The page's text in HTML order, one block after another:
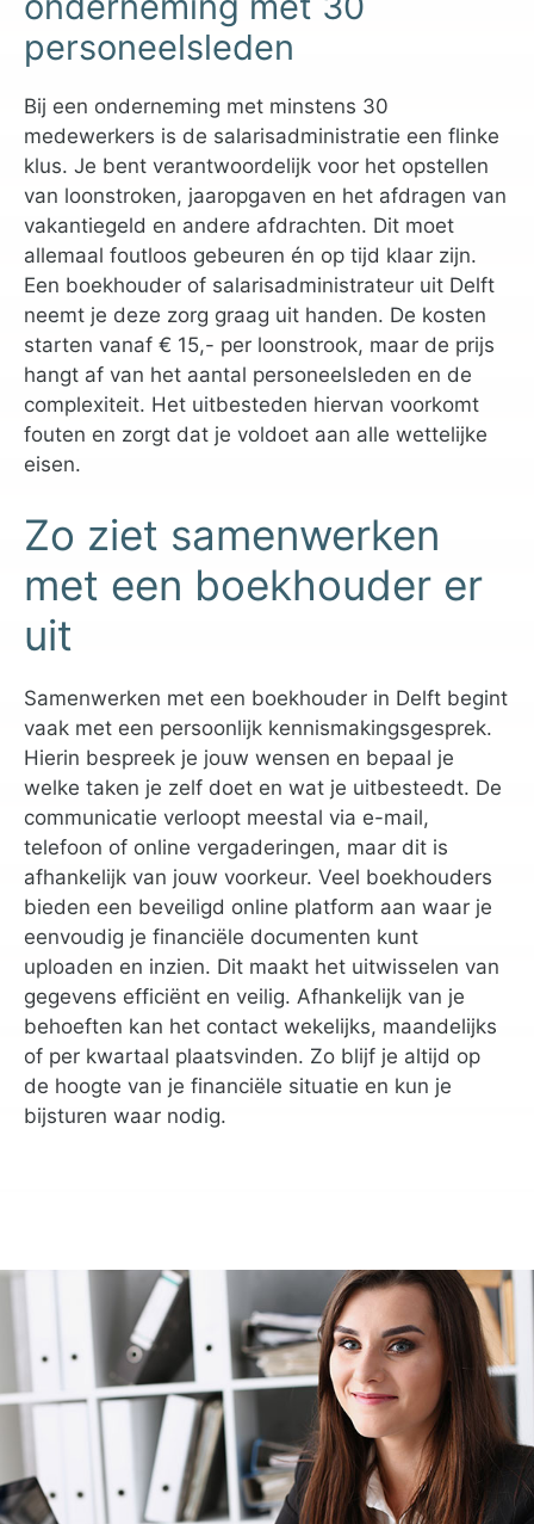
personeelsleden
Bij een onderneming met minstens 30
medewerkers is de salarisadministratie een flinke
klus. Je bent verantwoordelijk voor het opstellen
van loonstroken, jaaropgaven en het afdragen van
vakantiegeld en andere afdrachten. Dit moet
allemaal foutloos gebeuren én op tijd klaar zijn.
Een boekhouder of salarisadministrateur uit Delft
neemt je deze zorg graag uit handen. De kosten
starten vanaf € 15,- per loonstrook, maar de prijs
hangt af van het aantal personeelsleden en de
complexiteit. Het uitbesteden hiervan voorkomt
fouten en zorgt dat je voldoet aan alle wettelijke
eisen.
Zo ziet samenwerken
met een boekhouder er
uit
Samenwerken met een boekhouder in Delft begint
vaak met een persoonlijk kennismakingsgesprek.
Hierin bespreek je jouw wensen en bepaal je
welke taken je zelf doet en wat je uitbesteedt. De
communicatie verloopt meestal via e-mail,
telefoon of online vergaderingen, maar dit is
afhankelijk van jouw voorkeur. Veel boekhouders
bieden een beveiligd online platform aan waar je
eenvoudig je financiële documenten kunt
uploaden en inzien. Dit maakt het uitwisselen van
gegevens efficiënt en veilig. Afhankelijk van je
behoeften kan het contact wekelijks, maandelijks
of per kwartaal plaatsvinden. Zo blijf je altijd op
de hoogte van je financiële situatie en kun je
bijsturen waar nodig.